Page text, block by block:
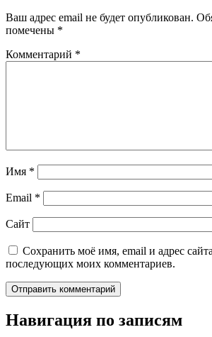
Ваш адрес email не будет опубликован.
помечены *
Комментарий *
Имя *
Email *
Сайт
Сохранить моё имя, email и адрес
последующих моих комментариев.
Навигация по записям